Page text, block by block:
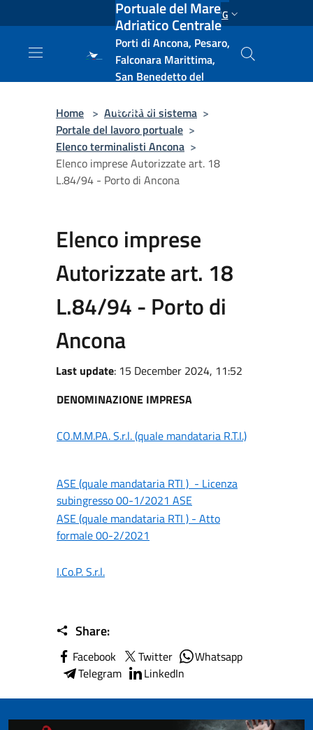
Salta al contenuto principale ENG
Portuale del Mare
Adriatico Centrale
Porti di Ancona, Pesaro,
Falconara Marittima,
San Benedetto del
e Vasto
Home > Autorità di sistema >
Portale del lavoro portuale >
Elenco terminalisti Ancona >
Elenco imprese Autorizzate art. 18
L.84/94 - Porto di Ancona
Elenco imprese
Autorizzate art. 18
L.84/94 - Porto di
Ancona
Last update: 15 December 2024, 11:52
DENOMINAZIONE IMPRESA
CO.M.M.PA. S.r.l. (quale mandataria R.T.I.)
ASE (quale mandataria RTI ) - Licenza
subingresso 00-1/2021 ASE
ASE (quale mandataria RTI ) - Atto
formale 00-2/2021
I.Co.P. S.r.l.
Share:
Facebook Twitter
Whatsapp
Telegram
LinkedIn